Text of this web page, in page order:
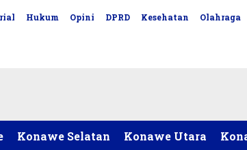
Hukum Opini DPRD Kesehatan Olahraga
Konawe Selatan Konawe Utara